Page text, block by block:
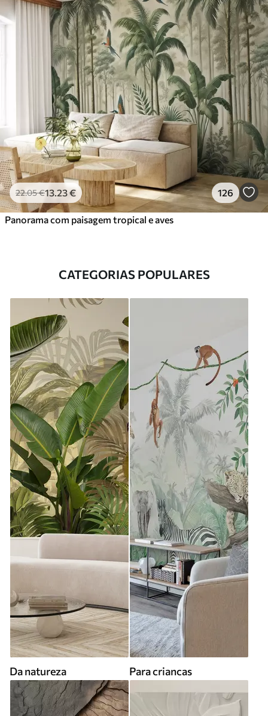
22.05€13 .23€ 126
Panorama com paisagem tropical e aves
CATEGORIAS POPULARES
Da natureza Para criancas